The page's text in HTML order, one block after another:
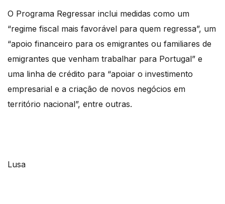
O Programa Regressar inclui medidas como um
“regime fiscal mais favorável para quem regressa”, um
“apoio financeiro para os emigrantes ou familiares de
emigrantes que venham trabalhar para Portugal” e
uma linha de crédito para “apoiar o investimento
empresarial e a criação de novos negócios em
território nacional”, entre outras.
Lusa